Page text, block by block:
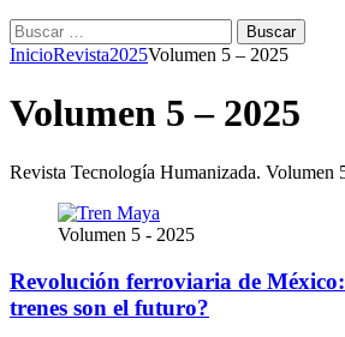
Buscar:
InicioRevista2025Volumen 5 – 2025
Volumen 5 – 2025
Revista Tecnología Humanizada. Volumen
Volumen 5 - 2025
Revolución ferroviaria de
trenes son el futuro?